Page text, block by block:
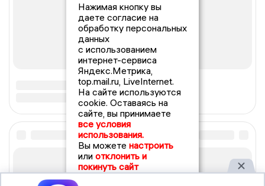
Нажимая кнопку вы
даете согласие на
обработку персональных
данных
с использованием
интернет-сервиса
Яндекс.Метрика,
top.mail.ru, LiveInternet.
На сайте используются
cookie. Оставаясь на
сайте, вы принимаете
все условия
использования.
Вы можете настроить
или отклонить и
покинуть сайт